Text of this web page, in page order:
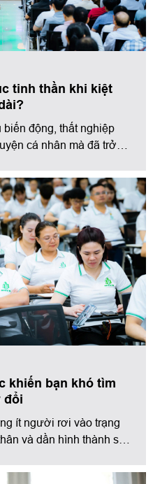
tinh thần khi kiệt
động, thất nghiệp
cá nhân mà đã trở
này còn gây ra kiệt sức
âm thầm nhưng nguy
lực, mất niềm tin vào
khiến bạn khó tìm
đổi
ít người rơi vào trạng
và dần hình thành suy
hồi. Nhưng theo thời